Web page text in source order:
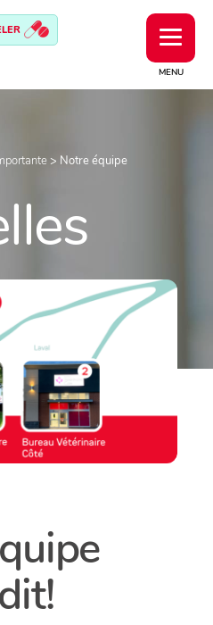
MENU
> Notre équipe